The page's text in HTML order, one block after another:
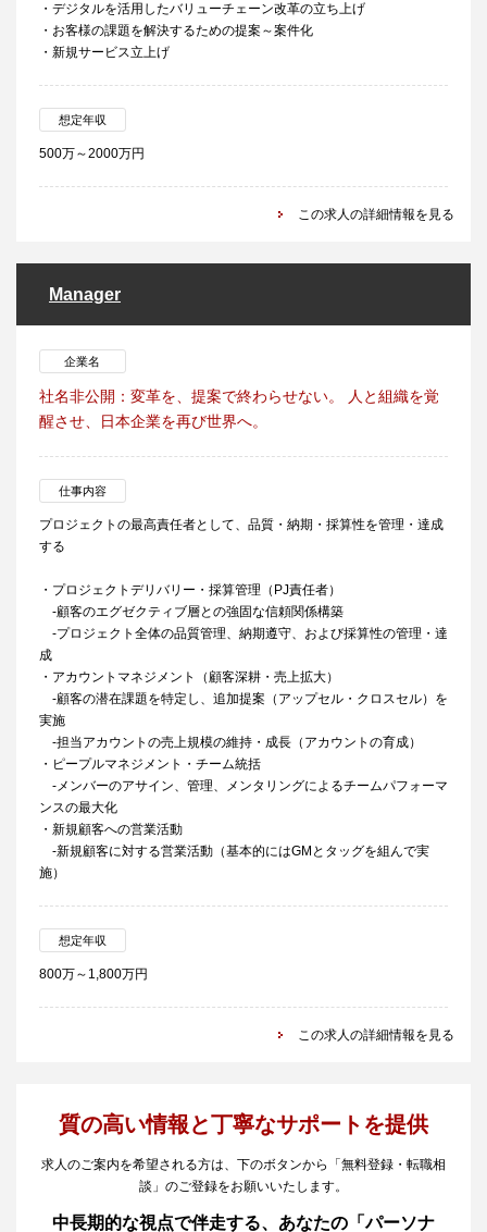
・デジタルを活用したバリューチェーン改革の立ち上げ
・お客様の課題を解決するための提案～案件化
・新規サービス立上げ
想定年収
500万～2000万円
この求人の詳細情報を見る
Manager
企業名
社名非公開：変革を、提案で終わらせない。 人と組織を覚
醒させ、日本企業を再び世界へ。
仕事内容
プロジェクトの最高責任者として、品質・納期・採算性を管理・達成
する
・プロジェクトデリバリー・採算管理（PJ責任者）
-顧客のエグゼクティブ層との強固な信頼関係構築
-プロジェクト全体の品質管理、納期遵守、および採算性の管理・達
成
・アカウントマネジメント（顧客深耕・売上拡大）
-顧客の潜在課題を特定し、追加提案（アップセル・クロスセル）を
実施
-担当アカウントの売上規模の維持・成長（アカウントの育成）
・ピープルマネジメント・チーム統括
-メンバーのアサイン、管理、メンタリングによるチームパフォーマ
ンスの最大化
・新規顧客への営業活動
-新規顧客に対する営業活動（基本的にはGMとタッグを組んで実
施）
想定年収
800万～1,800万円
この求人の詳細情報を見る
質の高い情報と丁寧なサポートを提供
求人のご案内を希望される方は、下のボタンから「無料登録・転職相
談」のご登録をお願いいたします。
中長期的な視点で伴走する、あなたの「パーソナ